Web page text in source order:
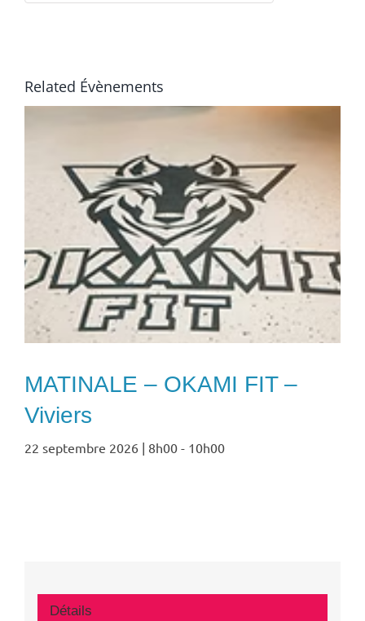
Related Évènements
MATINALE – OKAMI FIT –
Viviers
22 septembre 2026 | 8h00 - 10h00
Détails